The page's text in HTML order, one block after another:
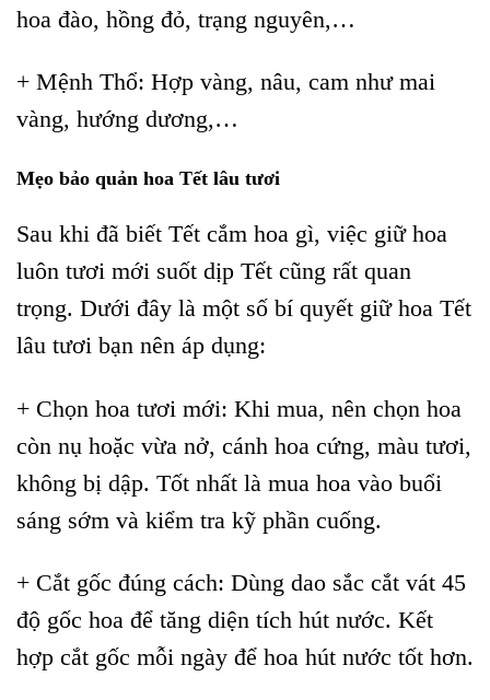
hoa đào, hồng đỏ, trạng nguyên,…
+ Mệnh Thổ: Hợp vàng, nâu, cam như mai
vàng, hướng dương,…
Mẹo bảo quản hoa Tết lâu tươi
Sau khi đã biết Tết cắm hoa gì, việc giữ hoa
luôn tươi mới suốt dịp Tết cũng rất quan
trọng. Dưới đây là một số bí quyết giữ hoa Tết
lâu tươi bạn nên áp dụng:
+ Chọn hoa tươi mới: Khi mua, nên chọn hoa
còn nụ hoặc vừa nở, cánh hoa cứng, màu tươi,
không bị dập. Tốt nhất là mua hoa vào buổi
sáng sớm và kiểm tra kỹ phần cuống.
+ Cắt gốc đúng cách: Dùng dao sắc cắt vát 45
độ gốc hoa để tăng diện tích hút nước. Kết
hợp cắt gốc mỗi ngày để hoa hút nước tốt hơn.